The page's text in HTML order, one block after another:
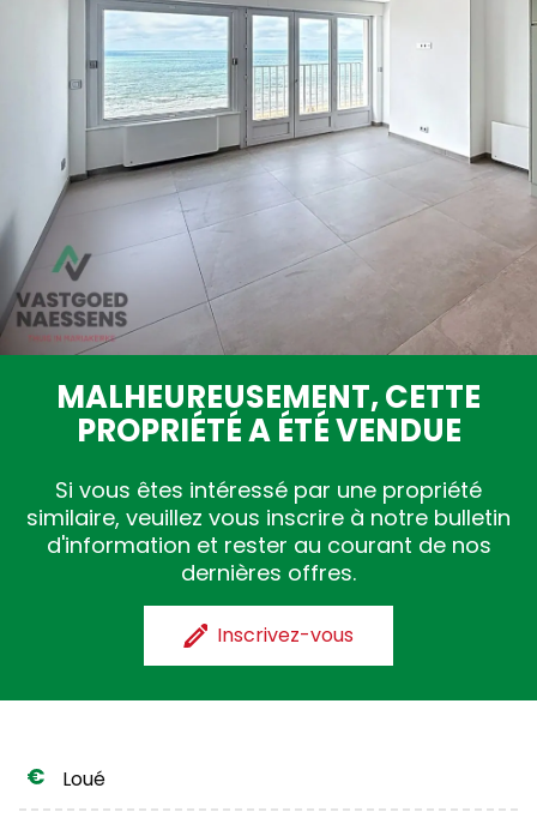
Estimation gratuite
MALHEUREUSEMENT, CETTE
PROPRIÉTÉ A ÉTÉ VENDUE
Si vous êtes intéressé par une propriété
similaire, veuillez vous inscrire à notre bulletin
d'information et rester au courant de nos
dernières offres.
Inscrivez-vous
Loué